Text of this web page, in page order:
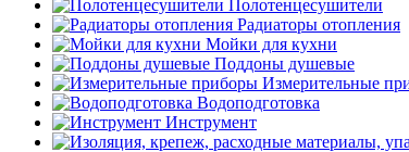
Полотенцесушители
Радиаторы отопления
Мойки для кухни
Поддоны душевые
Измерительные
Водоподготовка
Инструмент